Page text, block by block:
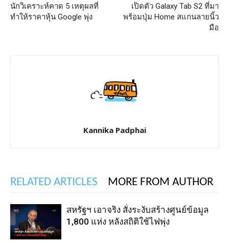
นักวิเคราะห์คาด 5 เหตุผลที่
ทำให้ราคาหุ้น Google พุ่ง
เปิดตัว Galaxy Tab S2 ที่มา
พร้อมปุ่ม Home สแกนลายนิ้ว
มือ
Kannika Padphai
RELATED ARTICLES MORE FROM AUTHOR
สหรัฐฯ เอาจริง สั่งระงับสร้างศูนย์ข้อมูล
1,800 แห่ง หลังสถิติใช้ไฟพุ่ง